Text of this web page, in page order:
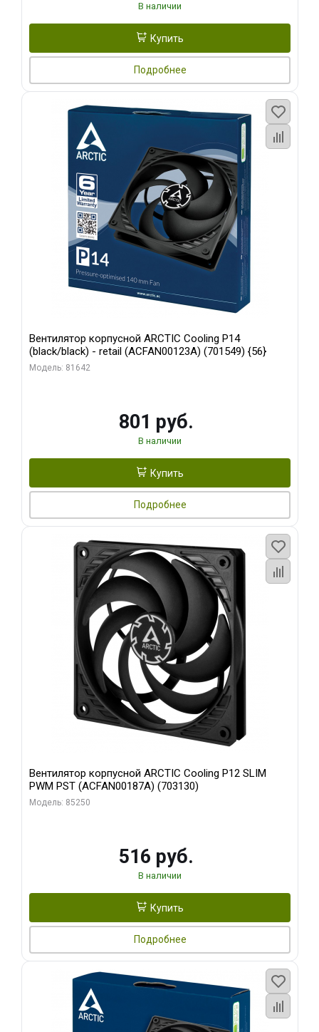
В наличии
Купить
Подробнее
Вентилятор корпусной ARCTIC Cooling P14
(black/black) - retail (ACFAN00123A) (701549) {56}
Модель: 81642
801 руб.
В наличии
Купить
Подробнее
Вентилятор корпусной ARCTIC Cooling P12 SLIM
PWM PST (ACFAN00187A) (703130)
Модель: 85250
516 руб.
В наличии
Купить
Подробнее